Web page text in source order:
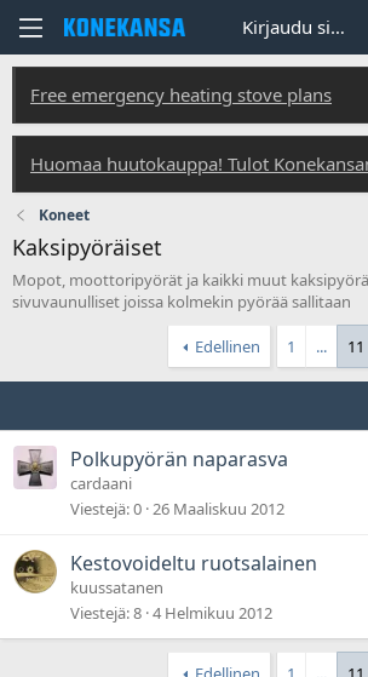
Kirjaudu sisään
Free emergency heating stove plans
Huomaa huutokauppa! Tulot
Koneet
Kaksipyöräiset
Mopot, moottoripyörät ja kaikki muut
sivuvaunulliset joissa kolmekin pyörää sallitaan
Edellinen 1 ... 11
Polkupyörän naparasva
cardaani
Viestejä 0 26 Maaliskuu 2012
Kestovoideltu ruotsalainen
kuussatanen
Viestejä 8 4 Helmikuu 2012